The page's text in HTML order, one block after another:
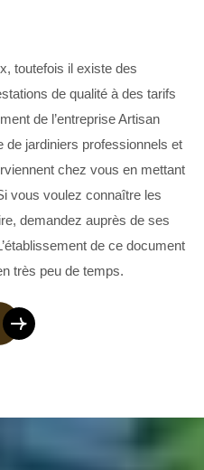
toutefois il existe des
de qualité à des tarifs
de l’entreprise Artisan
de jardiniers professionnels et
chez vous en mettant
vous voulez connaître les
demandez auprès de ses
de ce document
très peu de temps.